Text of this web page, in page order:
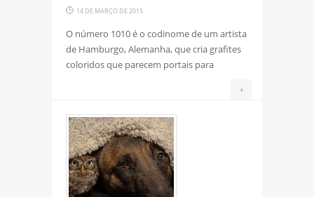
14 DE MARÇO DE 2015
O número 1010 é o codinome de um artista
de Hamburgo, Alemanha, que cria grafites
coloridos que parecem portais para
+